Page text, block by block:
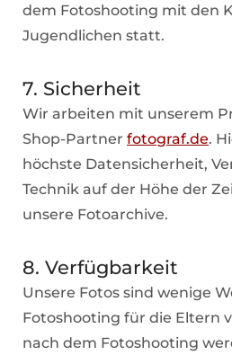
dem Fotoshooting mit den
Jugendlichen statt.
7. Sicherheit
Wir arbeiten mit unserem
Shop-Partner fotograf.de.
höchste Datensicherheit,
Technik auf der Höhe der
unsere Fotoarchive.
8. Verfügbarkeit
Unsere Fotos sind wenige
Fotoshooting für die Eltern
nach dem Fotoshooting